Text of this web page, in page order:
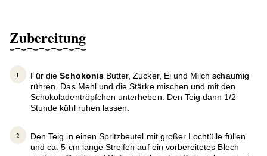
Zubereitung
Für dieSchokonisButter, Zucker, Ei und Milch schaumig
rühren. Das Mehl und die Stärke mischen und mit den
Schokoladentröpfchen unterheben. Den Teig dann 1/2
Stunde kühl ruhen lassen.
Den Teig in einen Spritzbeutel mit großer Lochtülle füllen
und ca. 5 cm lange Streifen auf ein vorbereitetes Blech